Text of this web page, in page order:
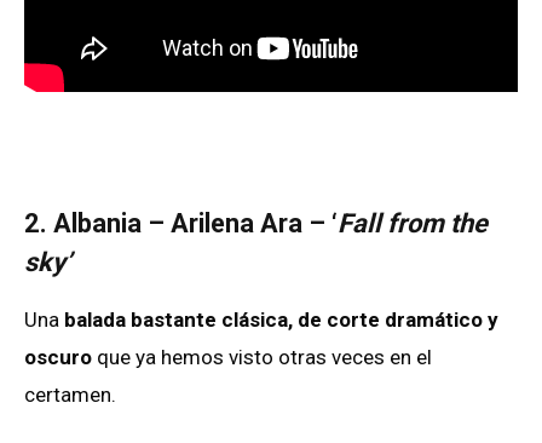
2. Albania – Arilena Ara – ‘Fall from the
sky’
Una balada bastante clásica, de corte dramático y
oscuro que ya hemos visto otras veces en el
certamen.